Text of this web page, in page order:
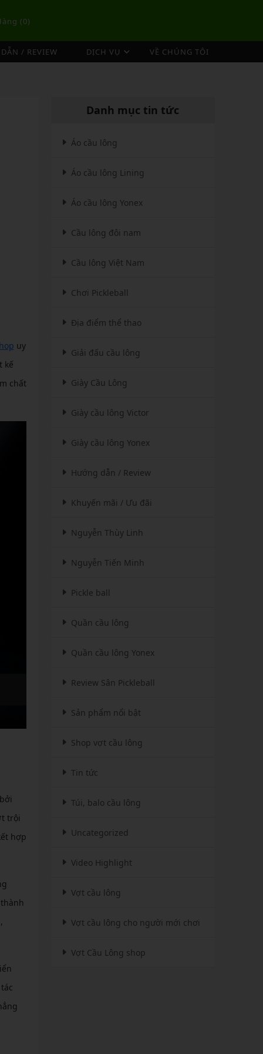
(0)
Túi Cầu Lông Lining
Túi Cầu Lông Victor
Túi Cầu Lông Apavi
MÁY ĐAN
/ REVIEW
DỊCH VỤ
VỀ CHÚNG TÔI
uy
kế
chất
trội
hợp
Danh mục tin tức
Áo cầu lông
Áo cầu lông Lining
Áo cầu lông Yonex
Cầu lông đôi nam
Cầu lông Việt Nam
Chơi Pickleball
Địa điểm thể thao
Giải đấu cầu lông
Giày Cầu Lông
Giày cầu lông Victor
Giày cầu lông Yonex
Hướng dẫn / Review
Khuyến mãi / Ưu đãi
Nguyễn Thùy Linh
Nguyễn Tiến Minh
Pickle ball
Quần cầu lông
Quần cầu lông Yonex
Review Sân Pickleball
Sản phẩm nổi bật
Shop vợt cầu lông
Tin tức
Túi, balo cầu lông
Uncategorized
Video Highlight
Vợt cầu lông
Vợt cầu lông cho người mới chơi
Vợt Cầu Lông shop